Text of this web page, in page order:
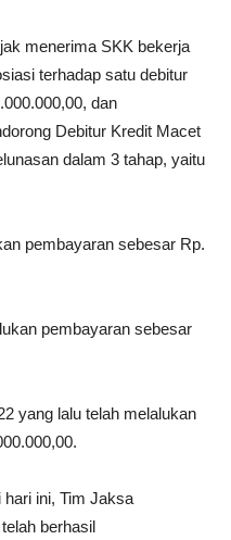
menerima SKK bekerja
terhadap satu debitur
dan
Debitur Kredit Macet
dalam 3 tahap, yaitu
pembayaran sebesar Rp.
pembayaran sebesar
yang lalu telah melalukan
ini, Tim Jaksa
berhasil